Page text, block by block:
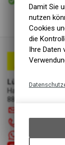
Abholung
Lüscher Motor-
Hauptstrasse 29a
8867 Niederurnen
+41 55 6103131
Damit Sie
nutzen
Cookies
die
Ihre Daten